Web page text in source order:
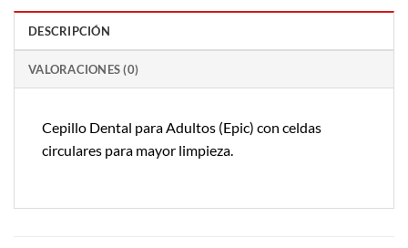
DESCRIPCIÓN
VALORACIONES (0)
Cepillo Dental para Adultos (Epic) con celdas
circulares para mayor limpieza.